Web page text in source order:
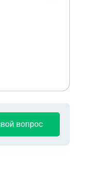
вопрос